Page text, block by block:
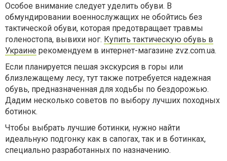
Особое внимание следует уделить обуви. В
обмундировании военнослужащих не обойтись без
тактической обуви, которая предотвращает травмы
голеностопа, вывихи ног. Купить тактическую обувь в
Украине рекомендуем в интернет-магазине zvz.com.ua.
Если планируется пешая экскурсия в горы или
близлежащему лесу, тут также потребуется надежная
обувь, предназначенная для ходьбы по бездорожью.
Дадим несколько советов по выбору лучших походных
ботинок.
Чтобы выбрать лучшие ботинки, нужно найти
идеальную подгонку как в сапогах, так и в ботинках,
специально разработанных по назначению.